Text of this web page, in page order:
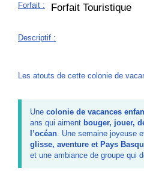
Forfait : Forfait Touristique
Descriptif :
Les atouts de cette colonie de
Une colonie de vacances
ans qui aiment bouger, jouer,
l’océan. Une semaine joyeuse
glisse, aventure et Pays
et une ambiance de groupe qui